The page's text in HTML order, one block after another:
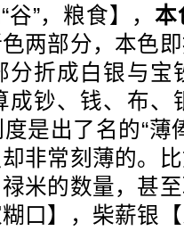
”，粮食】， 本
两部分，本色
分折成白银与宝
成钞、钱、布、
是出了名的“薄
非常刻薄的。
米的数量，甚
口】，柴薪银